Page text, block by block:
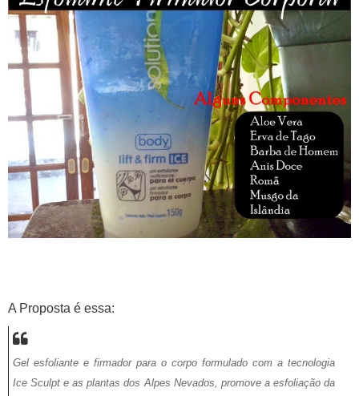
A Proposta é essa:
Gel esfoliante e firmador para o corpo formulado com a tecnologia
Ice Sculpt e as plantas dos Alpes Nevados, promove a esfoliação da